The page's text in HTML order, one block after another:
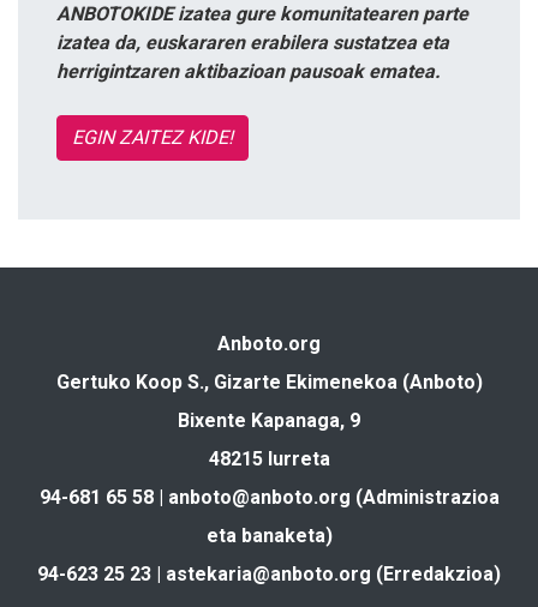
ANBOTOKIDE izatea gure komunitatearen parte
izatea da, euskararen erabilera sustatzea eta
herrigintzaren aktibazioan pausoak ematea.
EGIN ZAITEZ KIDE!
Anboto.org
Gertuko Koop S., Gizarte Ekimenekoa (Anboto)
Bixente Kapanaga, 9
48215 Iurreta
94-681 65 58 | anboto@anboto.org (Administrazioa
eta banaketa)
94-623 25 23 | astekaria@anboto.org (Erredakzioa)